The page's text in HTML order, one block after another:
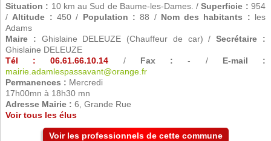
Situation : 10 km au Sud de Baume-les-Dames. /Superficie : 954
/ Altitude : 450 / Population : 88 / Nom des habitants : les
Adams
Maire : Ghislaine DELEUZE (Chauffeur de car) /Secrétaire :
Ghislaine DELEUZE
Tél : 06.61.66.10.14 / Fax : - / E-mail :
mairie.adamlespassavant@orange.fr
Permanences : Mercredi
17h00mn à 18h30 mn
Adresse Mairie : 6, Grande Rue
Voir tous les élus
Voir les professionnels de cette commune